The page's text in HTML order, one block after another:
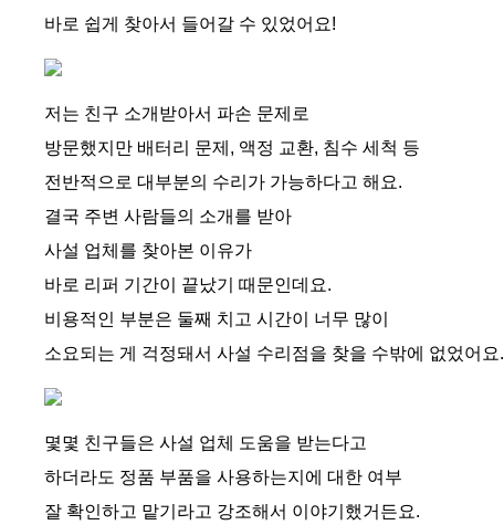
바로 쉽게 찾아서 들어갈 수 있었어요!
저는 친구 소개받아서 파손 문제로
방문했지만 배터리 문제, 액정 교환, 침수 세척 등
전반적으로 대부분의 수리가 가능하다고 해요.
결국 주변 사람들의 소개를 받아
사설 업체를 찾아본 이유가
바로 리퍼 기간이 끝났기 때문인데요.
비용적인 부분은 둘째 치고 시간이 너무 많이
소요되는 게 걱정돼서 사설 수리점을 찾을 수밖에 없었어요.
몇몇 친구들은 사설 업체 도움을 받는다고
하더라도 정품 부품을 사용하는지에 대한 여부
잘 확인하고 맡기라고 강조해서 이야기했거든요.